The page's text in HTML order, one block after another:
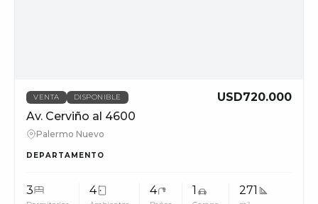
VENTA DISPONIBLE
USD720.000
Av. Cerviño al 4600
Palermo Nuevo
DEPARTAMENTO
3 4 4 1 271